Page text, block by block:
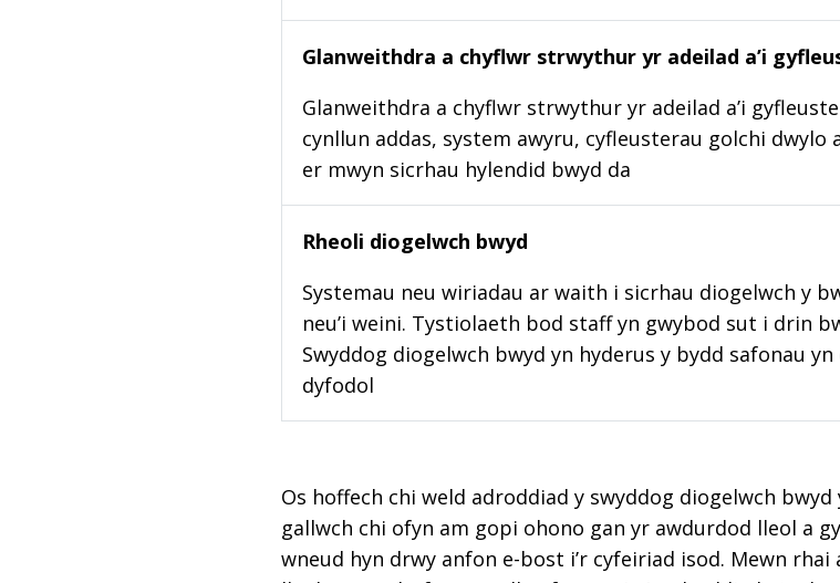
Glanweithdra a chyflwr strwythur yr adeilad a’i
Glanweithdra a chyflwr strwythur yr adeilad a’i
cynllun addas, system awyru, cyfleusterau golchi dwylo
er mwyn sicrhau hylendid bwyd da
Rheoli diogelwch bwyd
Systemau neu wiriadau ar waith i sicrhau diogelwch y
neu’i weini. Tystiolaeth bod staff yn gwybod sut i drin
Swyddog diogelwch bwyd yn hyderus y bydd safonau yn
dyfodol
Os hoffech chi weld adroddiad y swyddog diogelwch bwyd
gallwch chi ofyn am gopi ohono gan yr awdurdod lleol a
wneud hyn drwy anfon e-bost i’r cyfeiriad isod. Mewn